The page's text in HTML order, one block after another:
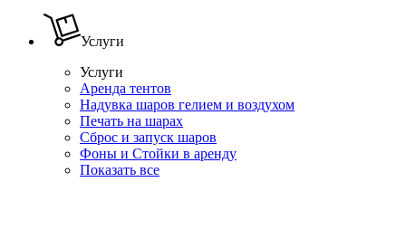
Услуги
Услуги
Аренда тентов
Надувка шаров гелием и воздухом
Печать на шарах
Сброс и запуск шаров
Фоны и Стойки в аренду
Показать все